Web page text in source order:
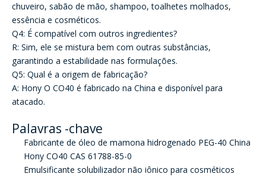
chuveiro, sabão de mão, shampoo, toalhetes molhados,
essência e cosméticos.
Q4: É compatível com outros ingredientes?
R: Sim, ele se mistura bem com outras substâncias,
garantindo a estabilidade nas formulações.
Q5: Qual é a origem de fabricação?
A: Hony O CO40 é fabricado na China e disponível para
atacado.
Palavras -chave
Fabricante de óleo de mamona hidrogenado PEG-40 China
Hony CO40 CAS 61788-85-0
Emulsificante solubilizador não iônico para cosméticos